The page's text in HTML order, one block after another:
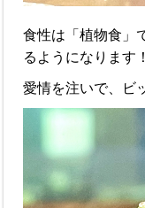
食性は「植物食」
るようになります！
愛情を注いで、ビ